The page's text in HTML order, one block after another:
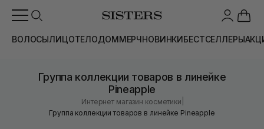
ВОЛОСЫЛИЦОТЕЛОДОММЕРЧНОВИНКИБЕСТСЕЛЛЕРЫ
Группа коллекции товаров в линейке
Pineapple
Интернет магазин косметики
Группа коллекции товаров в линейке Pineapple